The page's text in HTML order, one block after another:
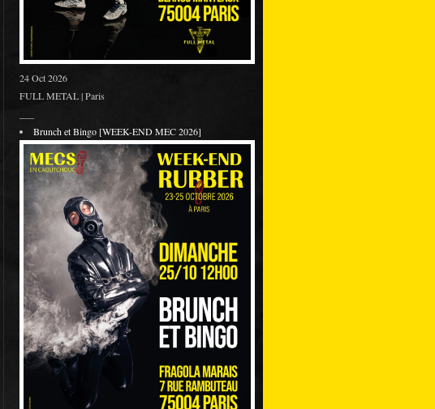
24 Oct 2026
FULL METAL | Paris
Brunch et Bingo [WEEK-END MEC 2026]